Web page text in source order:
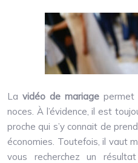
La vidéo de mariagepermet
noces. À l’évidence, il est
proche qui s’y connait de
économies. Toutefois, il vaut
vous recherchez un